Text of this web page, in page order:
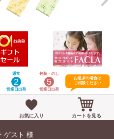
通常
2
営業日出荷
包装・のし
5
営業日出荷
お急ぎの場合は
ご相談ください
お気に入り カートを見る
ゲスト 様